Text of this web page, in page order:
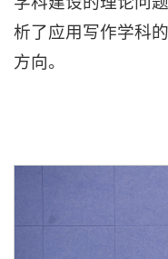
析了应用写作学科
方向。